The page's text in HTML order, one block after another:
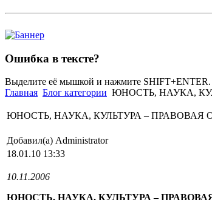
Ошибка в тексте?
Выделите её мышкой и нажмите SHIFT+ENTER.
Главная Блог категории ЮНОСТЬ, НАУКА,
ЮНОСТЬ, НАУКА, КУЛЬТУРА – ПРАВОВАЯ
Добавил(а) Administrator
18.01.10 13:33
10.11.2006
ЮНОСТЬ, НАУКА, КУЛЬТУРА –